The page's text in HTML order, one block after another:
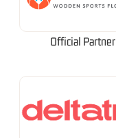
Official Partner